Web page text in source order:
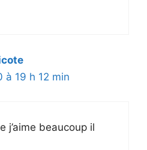
à 19 h 12 min
j’aime beaucoup il